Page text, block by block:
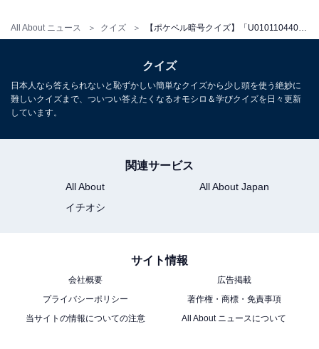
All About ニュース クイズ
クイズ
日本人なら答えられないと恥ずかしい簡単なクイズから少し頭を使う絶妙に
難しいクイズまで、ついつい答えたくなるオモシロ＆学びクイズを日々更新
しています。
関連サービス
All About
All About Japan
イチオシ
サイト情報
会社概要
広告掲載
プライバシーポリシー
著作権・商標・免責事項
当サイトの情報についての注意
All About ニュースについて